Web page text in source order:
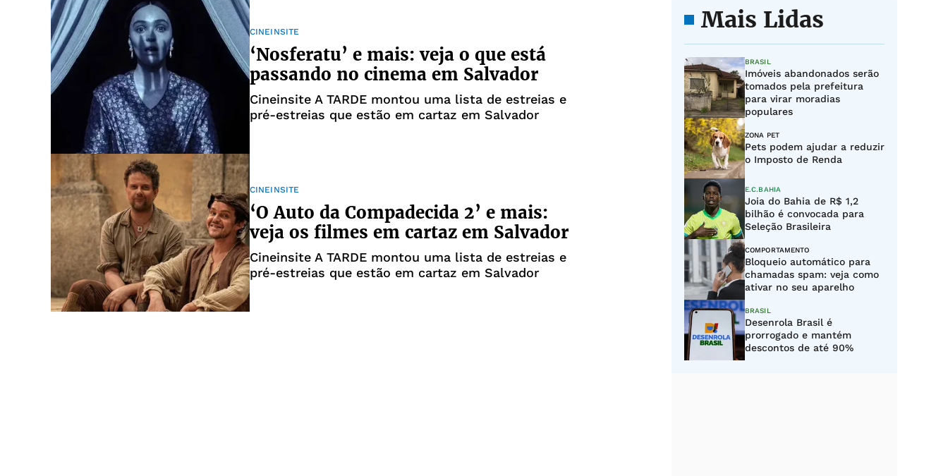
CINEINSITE
‘Nosferatu’ e mais: veja o que está
passando no cinema em Salvador
Cineinsite A TARDE montou uma lista de estreias e
pré-estreias que estão em cartaz em Salvador
CINEINSITE
‘O Auto da Compadecida 2’ e mais:
veja os filmes em cartaz em Salvador
Cineinsite A TARDE montou uma lista de estreias e
pré-estreias que estão em cartaz em Salvador
Mais Lidas
BRASIL
Imóveis abandonados serão
tomados pela prefeitura
para virar moradias
populares
ZONA PET
Pets podem ajudar a reduzir
o Imposto de Renda
E.C.BAHIA
Joia do Bahia de R$ 1,2
bilhão é convocada para
Seleção Brasileira
COMPORTAMENTO
Bloqueio automático para
chamadas spam: veja como
ativar no seu aparelho
BRASIL
Desenrola Brasil é
prorrogado e mantém
descontos de até 90%